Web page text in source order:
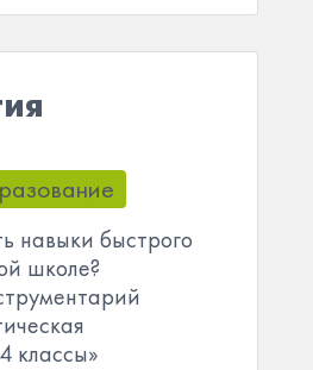
навыки быстрого
школе?
классы»